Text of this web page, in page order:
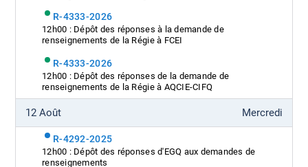
R-4333-2026
12h00 : Dépôt des réponses à la demande de
renseignements de la Régie à FCEI
R-4333-2026
12h00 : Dépôt des réponses de la demande de
renseignements de la Régie à AQCIE-CIFQ
12 Août Mercredi
R-4292-2025
12h00 : Dépôt des réponses d'EGQ aux demandes de
renseignements